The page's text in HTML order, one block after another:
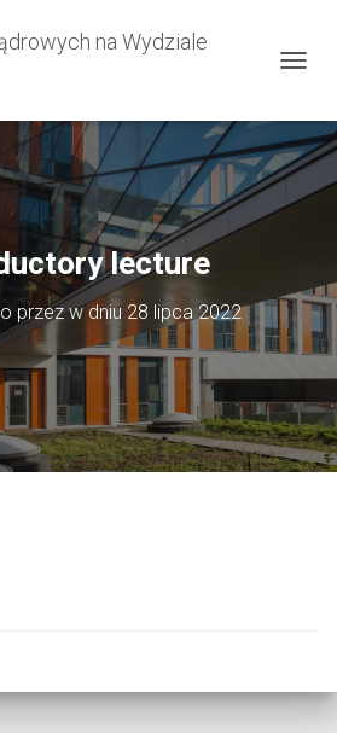
na Wydziale
Z
E
Ł
W
G
A
C
J
Ę
lecture
przezw dniu 28 lipca 2022